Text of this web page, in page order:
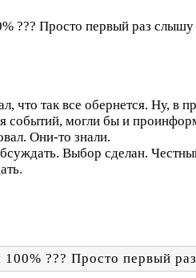
??? Просто первый раз слышу
что так все обернется. Ну, в
событий, могли бы и
Они-то знали.
Выбор сделан.
??? Просто первый